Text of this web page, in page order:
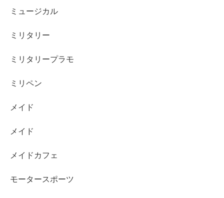
ミュージカル
ミリタリー
ミリタリープラモ
ミリペン
メイド
メイド
メイドカフェ
モータースポーツ